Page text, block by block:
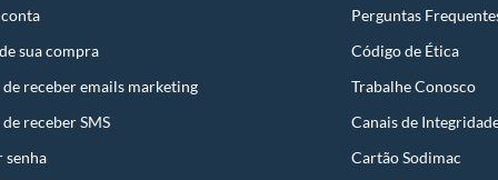
ou no Centro de Distribuição, o atendente
disponível em sua loja em até 30 (trinta) dias,
sua compra
receber emails marketing
receber SMS
senha
Perguntas
Código de Ética
Trabalhe Conosco
Canais de
Cartão Sodimac